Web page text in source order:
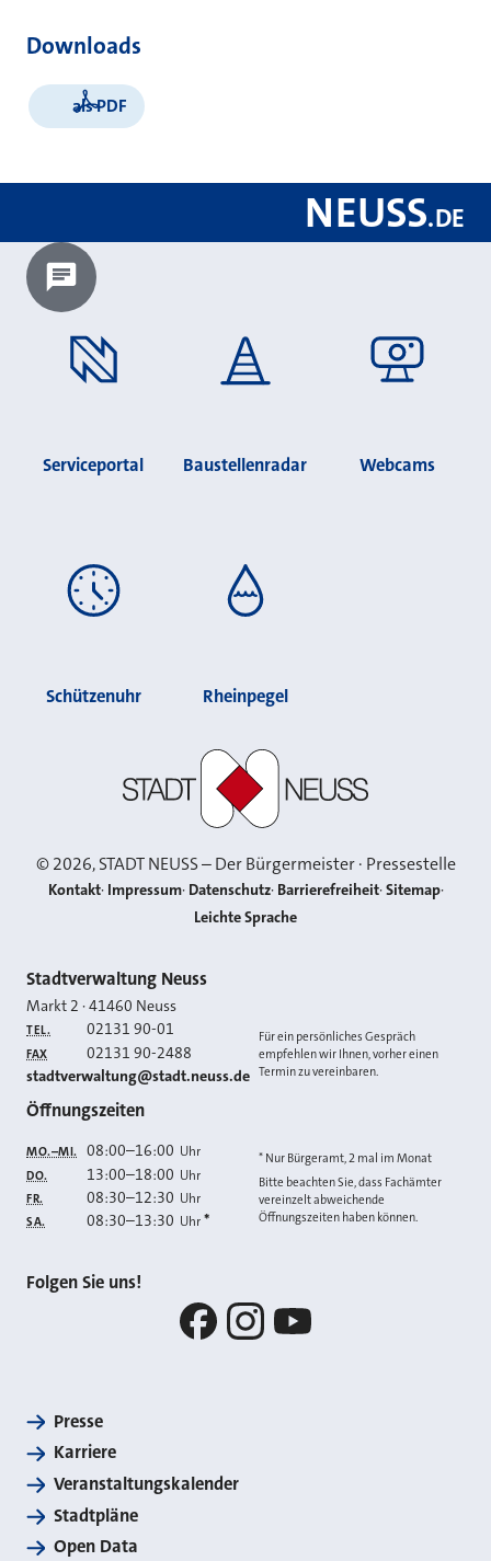
Downloads
als PDF
NEUSS.DE
Chatbot laden?
Serviceportal Baustellenradar Webcams
Schützenuhr Rheinpegel
©2026, STADT NEUSS – Der Bürgermeister · Pressestelle
Kontakt Impressum Datenschutz Barrierefreiheit Sitemap
Leichte Sprache
Kontakt
Stadtverwaltung Neuss
Markt 2 ·41460 Neuss
TEL. 02131 90-01
FAX 02131 90-2488
E-MAIL
stadtverwaltung@stadt.neuss.de
Für ein persönliches Gespräch
empfehlen wir Ihnen, vorher einen
Termin zu vereinbaren.
Öffnungszeiten
MO.–MI. 08:00–16:00 Uhr
DO. 13:00–18:00 Uhr
FR. 08:30–12:30 Uhr
SA. 08:30–13:30 Uhr *
* Nur Bürgeramt, 2 mal im Monat
Bitte beachten Sie, dass Fachämter
vereinzelt abweichende
Öffnungszeiten haben können.
Folgen Sie uns!
Presse
Karriere
Veranstaltungskalender
Stadtpläne
Open Data